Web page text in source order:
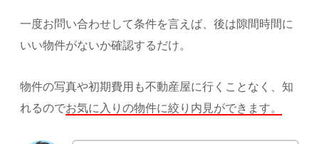
一度お問い合わせして条件を言えば、後は隙間時間に
いい物件がないか確認するだけ。
物件の写真や初期費用も不動産屋に行くことなく、知
れるのでお気に入りの物件に絞り内見ができます。